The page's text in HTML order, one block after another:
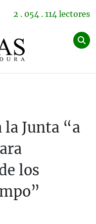
2 . 054 . 114 lectores
Junta “a
los